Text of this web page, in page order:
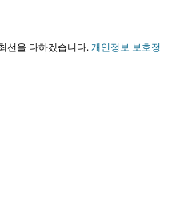
선을 다하겠습니다.개인정보 보호정